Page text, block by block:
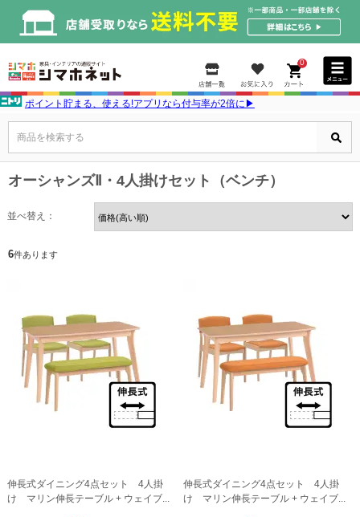
0
ポイント貯まる、使える!アプリなら付与率が2倍に▶
商品を検索する
オーシャンズⅡ・4人掛けセット（ベンチ）
並べ替え：
6件あります
伸長式ダイニング4点セット 4人掛
け マリン伸長テーブル + ウェイブ...
伸長式ダイニング4点セット 4人掛
け マリン伸長テーブル + ウェイブ...